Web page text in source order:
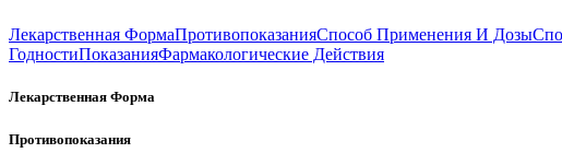
Лекарственная ФормаПротивопоказанияСпособ Применения И Дозы
ГодностиПоказанияФармакологические Действия
Лекарственная Форма
Противопоказания